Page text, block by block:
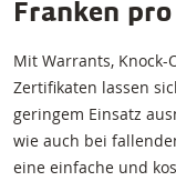
Franken
Mit Warrants,
Zertifikaten lassen
geringem Einsatz
wie auch bei
eine einfache und